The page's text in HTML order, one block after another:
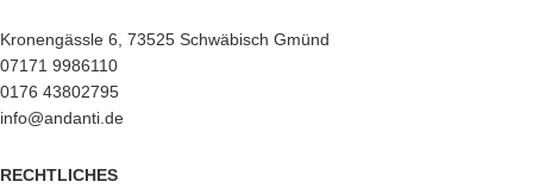
Kronengässle 6, 73525 Schwäbisch Gmünd
07171 9986110
0176 43802795
info@andanti.de
RECHTLICHES